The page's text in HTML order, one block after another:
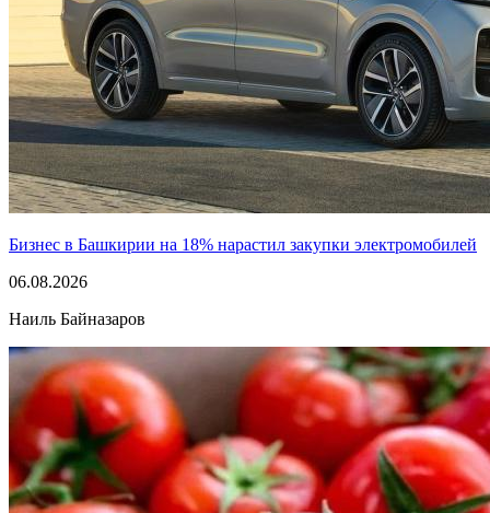
Бизнес в Башкирии на 18% нарастил закупки электромобилей
06.08.2026
Наиль Байназаров